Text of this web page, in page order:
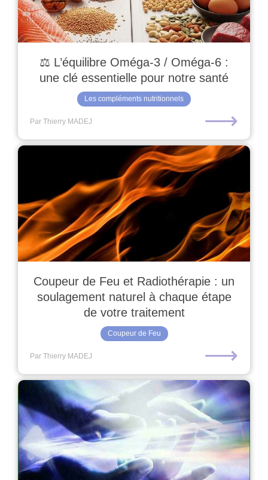
⚖️ L’équilibre Oméga-3 / Oméga-6 :
une clé essentielle pour notre santé
Les compléments nutritionnels
Par Thierry MADEJ ⟶
Coupeur de Feu et Radiothérapie : un
soulagement naturel à chaque étape
de votre traitement
Coupeur de Feu
Par Thierry MADEJ ⟶